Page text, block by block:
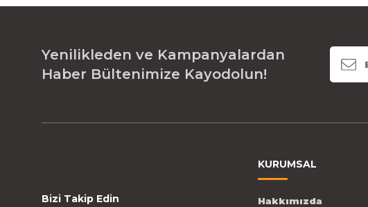
Yenilikleden ve Kampanyalardan
Haber Bültenimize Kayodolun!
Bizi Takip Edin
KURUMSAL
Hakkımızda